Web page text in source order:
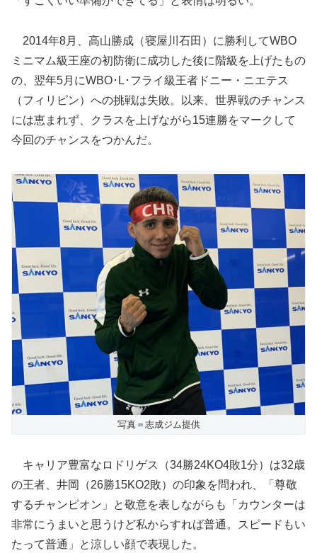
2014年8月、高山勝成（寝屋川石田）に勝利してWBO
ミニマム級王座の初防衛に成功した後に階級を上げたもの
の、翌年5月にWBO･L･フライ級王者ドニー・ニエテス
（フィリピン）への挑戦は失敗。以来、世界戦のチャンス
には恵まれず、クラスを上げながら15連勝をマークして
今回のチャンスをつかんだ。
写真＝志成ジム提供
キャリア豊富なロドリゲス（34勝24KO4敗1分）は32歳
の王者、井岡（26勝15KO2敗）の印象を問われ、「尊敬
するチャンピオン」と敬意を表しながらも「カウンターは
非常にうまいと思うけど私からすれば普通。スピードもい
たって普通」と涼しい顔で表現した。